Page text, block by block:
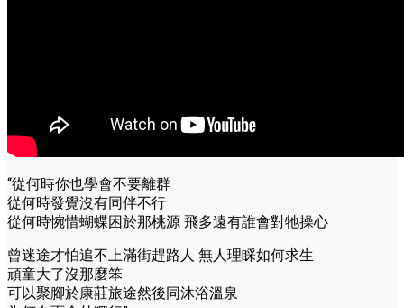
“從何時你也學會不要離群
從何時發覺沒有同伴不行
從何時惋惜蝴蝶困於那桃源 飛多遠有誰會對牠操心
曾迷途才怕追不上滿街趕路人 無人理睬如何求生
頑童大了沒那麼笨
可以聚腳於康莊旅途然後同沐浴溫泉